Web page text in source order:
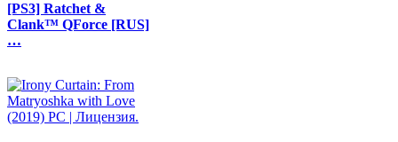
[PS3] Ratchet &
Clank™ QForce [RUS]
…